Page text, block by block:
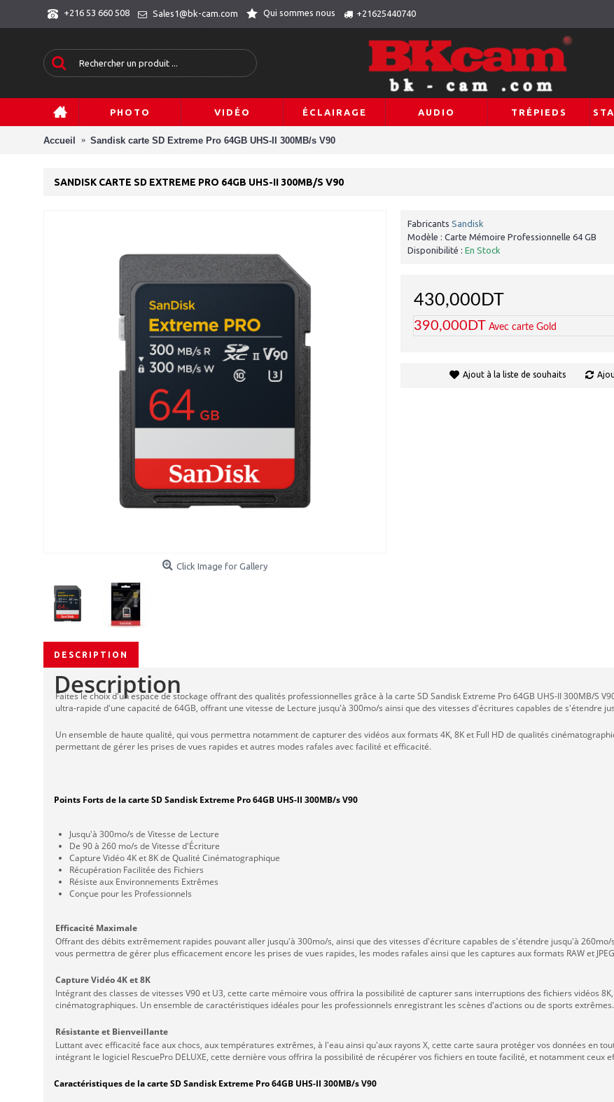
+216 53 660 508 Sales1@bk-cam.com Qui sommes nous +21625440740
PHOTO VIDÉO ÉCLAIRAGE AUDIO TRÉPIEDS
Accueil Sandisk carte SD Extreme Pro 64GB UHS-II 300MB/s V90
SANDISK CARTE SD EXTREME PRO 64GB UHS-II 300MB/S V90
Click Image for Gallery
Fabricants Sandisk
Modèle : Carte Mémoire Professionnelle 64 GB
Disponibilité : En Stock
430,000DT
390,000DT Avec carte Gold
Ajout à la liste de souhaits
DESCRIPTION
Description
Faites le choix d'un espace de stockage offrant des qualités professionnelles grâce à la carte SD Sandisk Extreme Pro 64GB UHS-II 300MB/S
ultra-rapide d'une capacité de 64GB, offrant une vitesse de Lecture jusqu'à 300mo/s ainsi que des vitesses d'écritures capables de s'étendre
Un ensemble de haute qualité, qui vous permettra notamment de capturer des vidéos aux formats 4K, 8K et Full HD de qualités
permettant de gérer les prises de vues rapides et autres modes rafales avec facilité et efficacité.
Points Forts de la carte SD Sandisk Extreme Pro 64GB UHS-II 300MB/s V90
Jusqu'à 300mo/s de Vitesse de Lecture
De 90 à 260 mo/s de Vitesse d'Écriture
Capture Vidéo 4K et 8K de Qualité Cinématographique
Récupération Facilitée des Fichiers
Résiste aux Environnements Extrêmes
Conçue pour les Professionnels
Efficacité Maximale
Offrant des débits extrêmement rapides pouvant aller jusqu'à 300mo/s, ainsi que des vitesses d'écriture capables de s'étendre jusqu'à
vous permettra de gérer plus efficacement encore les prises de vues rapides, les modes rafales ainsi que les captures aux formats RAW et
Capture Vidéo 4K et 8K
Intégrant des classes de vitesses V90 et U3, cette carte mémoire vous offrira la possibilité de capturer sans interruptions des fichiers vidéos
cinématographiques. Un ensemble de caractéristiques idéales pour les professionnels enregistrant les scènes d'actions ou de sports extrêmes.
Résistante et Bienveillante
Luttant avec efficacité face aux chocs, aux températures extrêmes, à l'eau ainsi qu'aux rayons X, cette carte saura protéger vos données en
intégrant le logiciel RescuePro DELUXE, cette dernière vous offrira la possibilité de récupérer vos fichiers en toute facilité, et notamment ceux
Caractéristiques de la carte SD Sandisk Extreme Pro 64GB UHS-II 300MB/s V90